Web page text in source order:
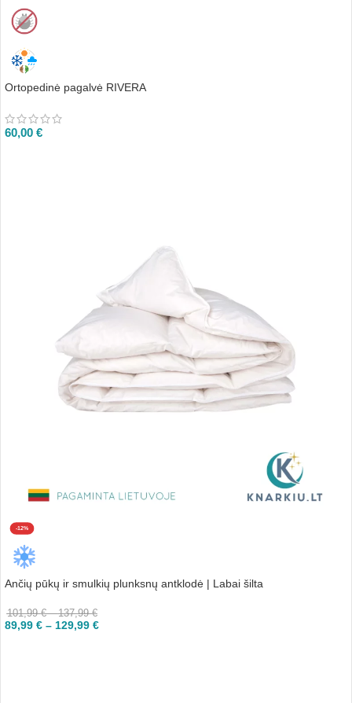
Ortopedinė pagalvė RIVERA
60,00 €
-12%
Ančių pūkų ir smulkių plunksnų antklodė | Labai šilta
101,99€–137,99€
89,99 € – 129,99 €